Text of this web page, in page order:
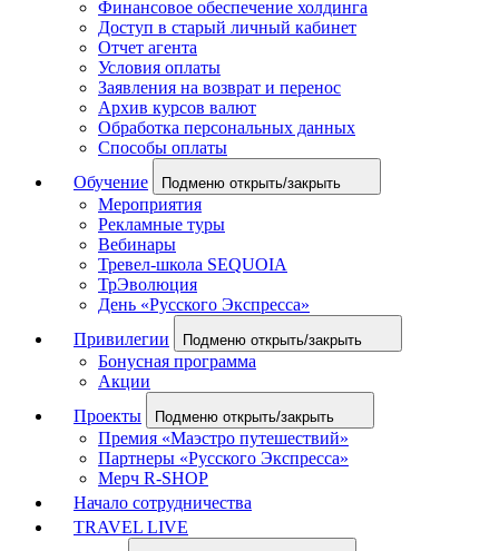
Финансовое обеспечение холдинга
Доступ в старый личный кабинет
Отчет агента
Условия оплаты
Заявления на возврат и перенос
Архив курсов валют
Обработка персональных данных
Способы оплаты
Обучение
Подменю открыть/закрыть
Мероприятия
Рекламные туры
Вебинары
Тревел-школа SEQUOIA
ТрЭволюция
День «Русского Экспресса»
Привилегии
Подменю открыть/закрыть
Бонусная программа
Акции
Проекты
Подменю открыть/закрыть
Премия «Маэстро путешествий»
Партнеры «Русского Экспресса»
Мерч R-SHOP
Начало сотрудничества
TRAVEL LIVE